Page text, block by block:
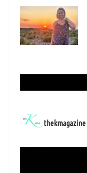
thekmagazine